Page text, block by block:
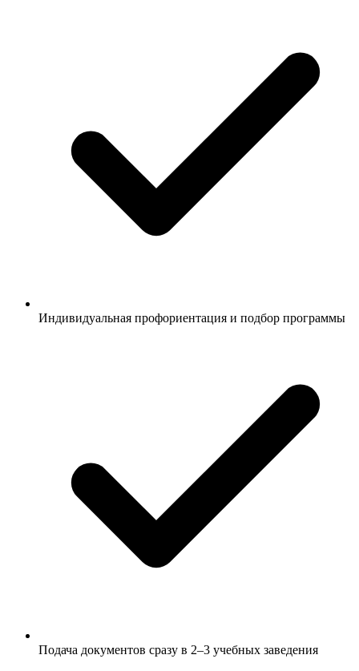
Индивидуальная профориентация и подбор программы
Подача документов сразу в 2–3 учебных заведения